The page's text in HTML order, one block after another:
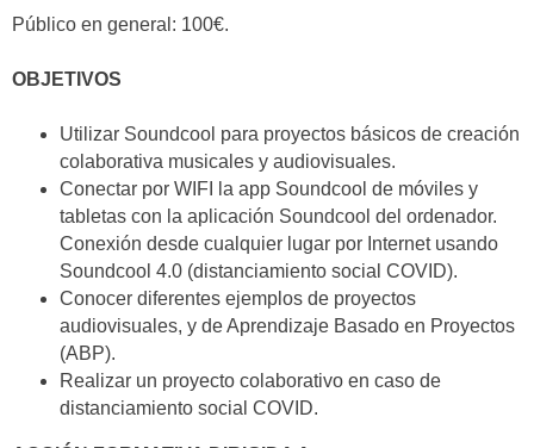
Público en general: 100€.
OBJETIVOS
Utilizar Soundcool para proyectos básicos de creación
colaborativa musicales y audiovisuales.
Conectar por WIFI la app Soundcool de móviles y
tabletas con la aplicación Soundcool del ordenador.
Conexión desde cualquier lugar por Internet usando
Soundcool 4.0 (distanciamiento social COVID).
Conocer diferentes ejemplos de proyectos
audiovisuales, y de Aprendizaje Basado en Proyectos
(ABP).
Realizar un proyecto colaborativo en caso de
distanciamiento social COVID.